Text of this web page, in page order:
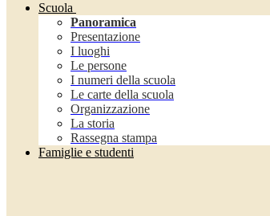
Scuola
Panoramica
Presentazione
I luoghi
Le persone
I numeri della scuola
Le carte della scuola
Organizzazione
La storia
Rassegna stampa
Famiglie e studenti